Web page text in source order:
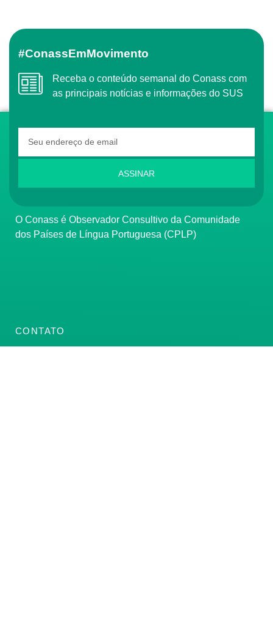
#ConassEmMovimento
Receba o conteúdo semanal do Conass com
as principais notícias e informações do SUS
ASSINAR
O Conass é Observador Consultivo da Comunidade
dos Países de Língua Portuguesa (CPLP)
CONTATO